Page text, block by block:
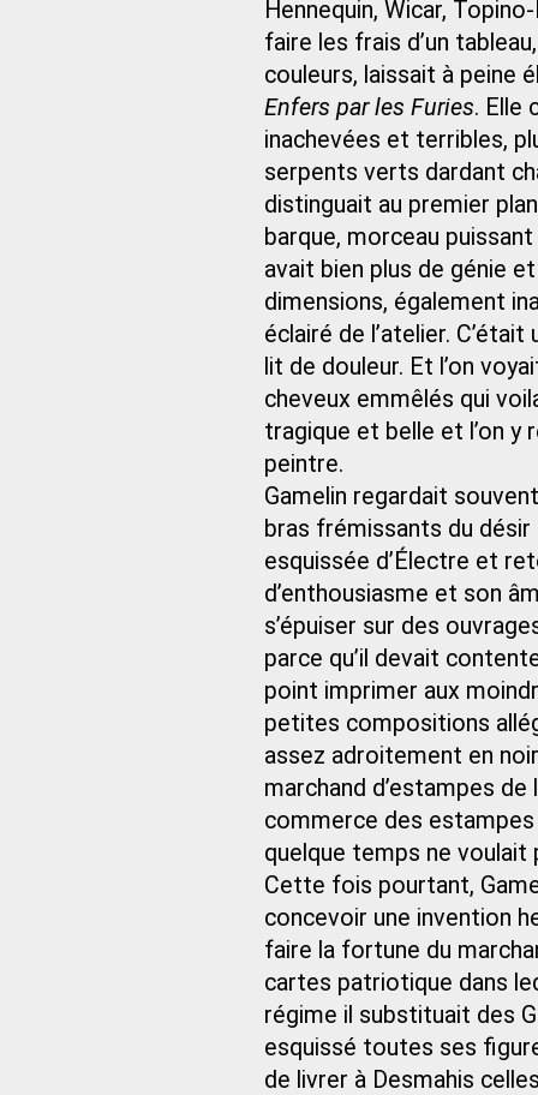
Hennequin, Wicar,
faire les frais d’un
couleurs, laissait à peine
Enfers par les Furies. Elle
inachevées et terribles,
serpents verts dardant
distinguait au premier
barque, morceau
avait bien plus de génie
dimensions, également
éclairé de l’atelier.
lit de douleur. Et l’on
cheveux emmêlés qui
tragique et belle et l’on y
peintre.
Gamelin regardait
bras frémissants du
esquissée d’Électre et
d’enthousiasme et son
s’épuiser sur des
parce qu’il devait
point imprimer aux
petites compositions
assez adroitement en
marchand d’estampes
commerce des estampes
quelque temps ne voulait
Cette fois pourtant,
concevoir une invention
faire la fortune du
cartes patriotique dans
régime il substituait des
esquissé toutes ses
de livrer à Desmahis